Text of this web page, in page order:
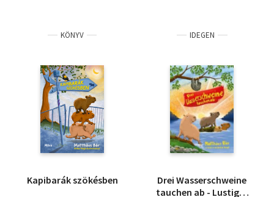
Tankönyv, segédkönyv
Társadalomtudomány
Természettudomány
Történelem
KÖNYV
Kapibarák szökésben
IDEGEN
Drei Wasserschweine
tauchen ab - Lustiges